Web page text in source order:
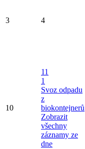
3 4
10
11
1
Svoz odpadu
z
biokontejnerů
Zobrazit
všechny
záznamy ze
dne